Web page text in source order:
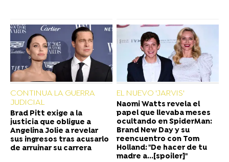
CONTINUA LA GUERRA
JUDICIAL
Brad Pitt exige a la
justicia que obligue a
Angelina Jolie a revelar
sus ingresos tras acusarlo
de arruinar su carrera
EL NUEVO 'JARVIS'
Naomi Watts revela el
papel que llevaba meses
ocultando en SpiderMan:
Brand New Day y su
reencuentro con Tom
Holland: "De hacer de tu
madre a...[spoiler]"